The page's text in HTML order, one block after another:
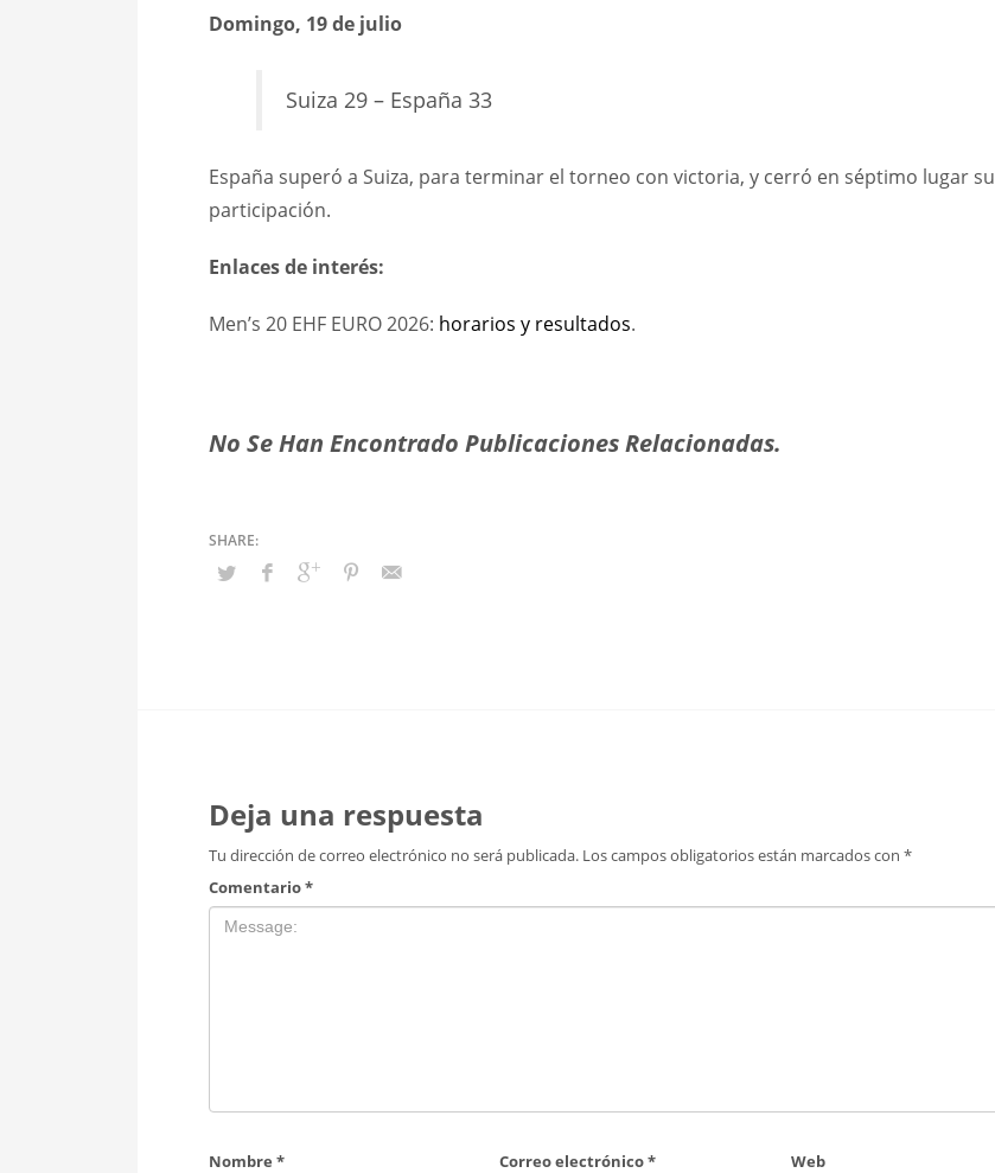
Domingo, 19 de julio
Suiza 29 – España 33
España superó a Suiza, para terminar el torneo con victoria, y cerró en séptimo lugar su
participación.
Enlaces de interés:
Men’s 20 EHF EURO 2026: horarios y resultados.
No Se Han Encontrado Publicaciones Relacionadas.
Deja una respuesta
Tu dirección de correo electrónico no será publicada. Los campos obligatorios están marcados con *
Comentario*
Nombre * Correo electrónico* Web